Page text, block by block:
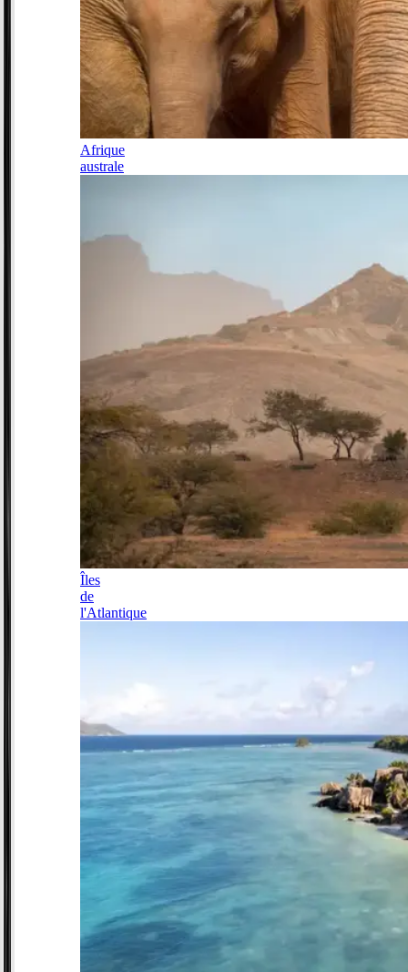
Afrique
australe
Îles
de
l'Atlantique